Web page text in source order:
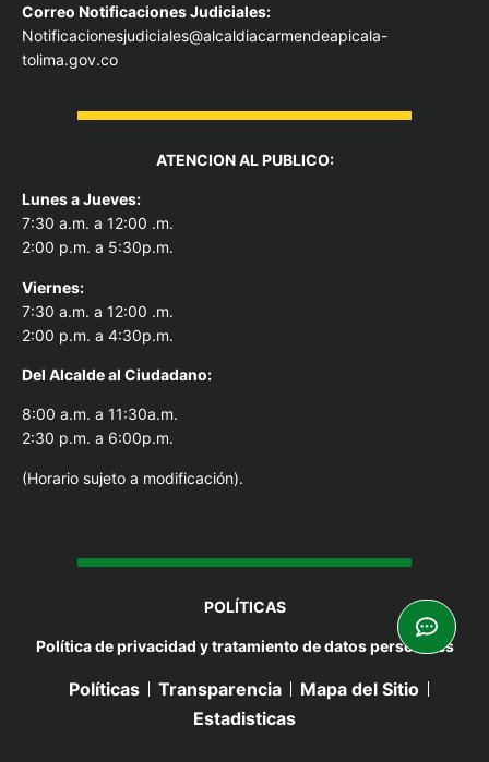
Correo Notificaciones Judiciales:
Notificacionesjudiciales@alcaldiacarmendeapicala-
tolima.gov.co
ATENCION AL PUBLICO:
Lunes a Jueves:
7:30 a.m. a 12:00 .m.
2:00 p.m. a 5:30p.m.
Viernes:
7:30 a.m. a 12:00 .m.
2:00 p.m. a 4:30p.m.
Del Alcalde al Ciudadano:
8:00 a.m. a 11:30a.m.
2:30 p.m. a 6:00p.m.
(Horario sujeto a modificación).
POLÍTICAS
Política de privacidad y tratamiento de datos personales
Políticas Transparencia
Mapa del Sitio
Estadisticas